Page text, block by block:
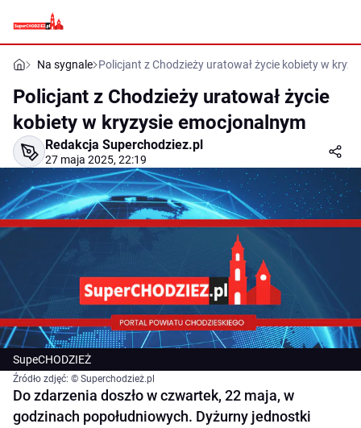
Na sygnale Policjant z Chodzieży uratował życie kobiety w
Policjant z Chodzieży uratował życie
kobiety w kryzysie emocjonalnym
Redakcja Superchodziez.pl
27 maja 2025, 22:19
SupeCHODZIEŻ
Źródło zdjęć: © Superchodzież.pl
Do zdarzenia doszło w czwartek, 22 maja, w
godzinach popołudniowych. Dyżurny jednostki